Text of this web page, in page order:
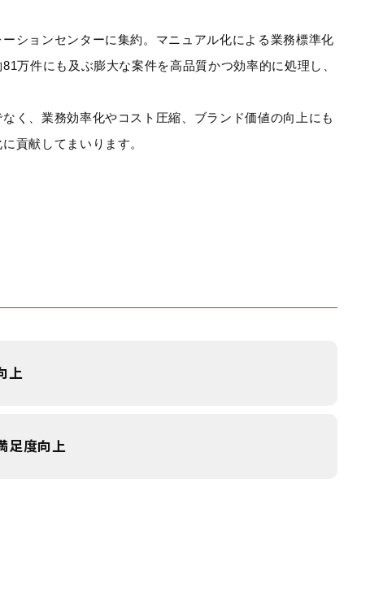
ションセンターに集約。マニュアル化による業務標準化
万件にも及ぶ膨大な案件を高品質かつ効率的に処理し、
く、業務効率化やコスト圧縮、ブランド価値の向上にも
貢献してまいります。
上
足度向上